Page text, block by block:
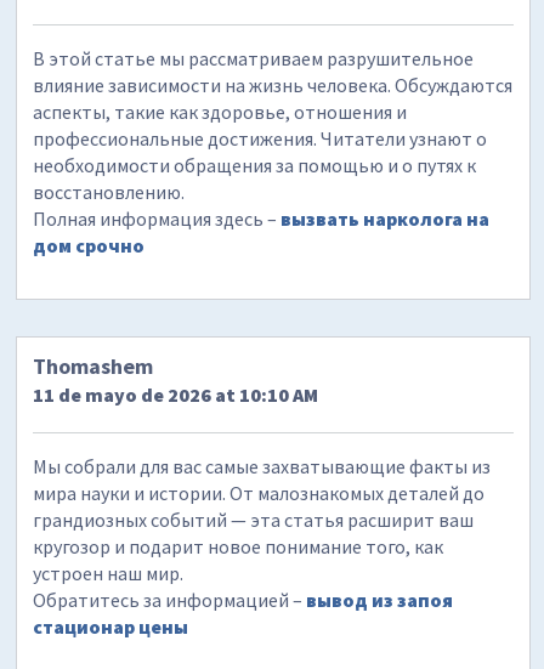
В этой статье мы рассматриваем разрушительное
влияние зависимости на жизнь человека. Обсуждаются
аспекты, такие как здоровье, отношения и
профессиональные достижения. Читатели узнают о
необходимости обращения за помощью и о путях к
восстановлению.
Полная информация здесь – вызвать нарколога на
дом срочно
Thomashem
11 de mayo de 2026 at 10:10 AM
Мы собрали для вас самые захватывающие факты из
мира науки и истории. От малознакомых деталей до
грандиозных событий — эта статья расширит ваш
кругозор и подарит новое понимание того, как
устроен наш мир.
Обратитесь за информацией – вывод из запоя
стационар цены